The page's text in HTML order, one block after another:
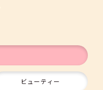
ビューティー